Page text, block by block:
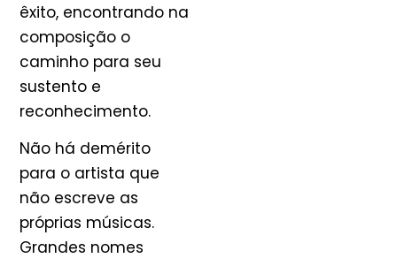
êxito, encontrando na
composição o
caminho para seu
sustento e
reconhecimento.
Não há demérito
para o artista que
não escreve as
próprias músicas.
Grandes nomes